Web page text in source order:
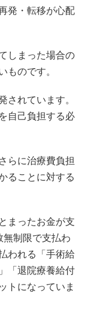
発・転移が心配
しまった場合の
ものです。
されています。
自己負担する必
らに治療費負担
ることに対する
まったお金が支
無制限で支払わ
われる「手術給
「退院療養給付
トになっていま